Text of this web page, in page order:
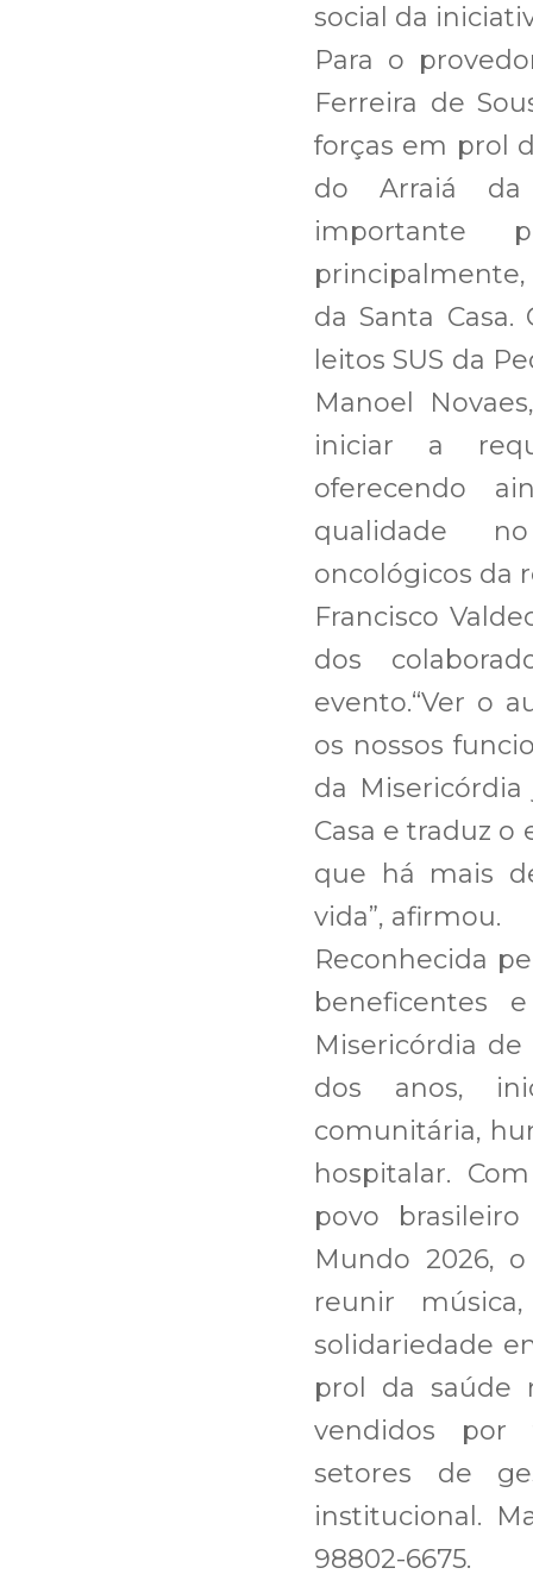
social da
Para o
Ferreira de
forças em prol
do Arraiá da
importante
da Santa
leitos SUS da
Manoel
iniciar a
oferecendo
qualidade
oncológicos da
Francisco
dos
evento.“Ver o
os nossos
da
Casa e traduz
que há mais
vida”, afirmou.
Reconhecida
beneficentes
Misericórdia
dos anos,
comunitária,
hospitalar.
povo
Mundo 2026,
reunir
solidariedade
prol da saúde
vendidos por
setores de
institucional.
98802-6675.